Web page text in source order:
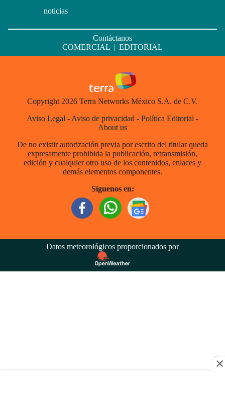
noticias
Contáctanos
COMERCIAL | EDITORIAL
Copyright 2026 Terra Networks México S.A. de C.V.
Aviso Legal - Aviso de privacidad - Política Editorial -
About us
De no existir autorización previa por escrito del titular queda
expresamente prohibida la publicación, retransmisión,
edición y cualquier otro uso de los contenidos, enlaces y
demás elementos componentes.
Síguenos en:
Datos meteorológicos proporcionados por